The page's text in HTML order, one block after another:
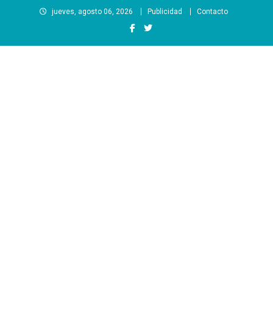
jueves, agosto 06, 2026 Publicidad Contacto